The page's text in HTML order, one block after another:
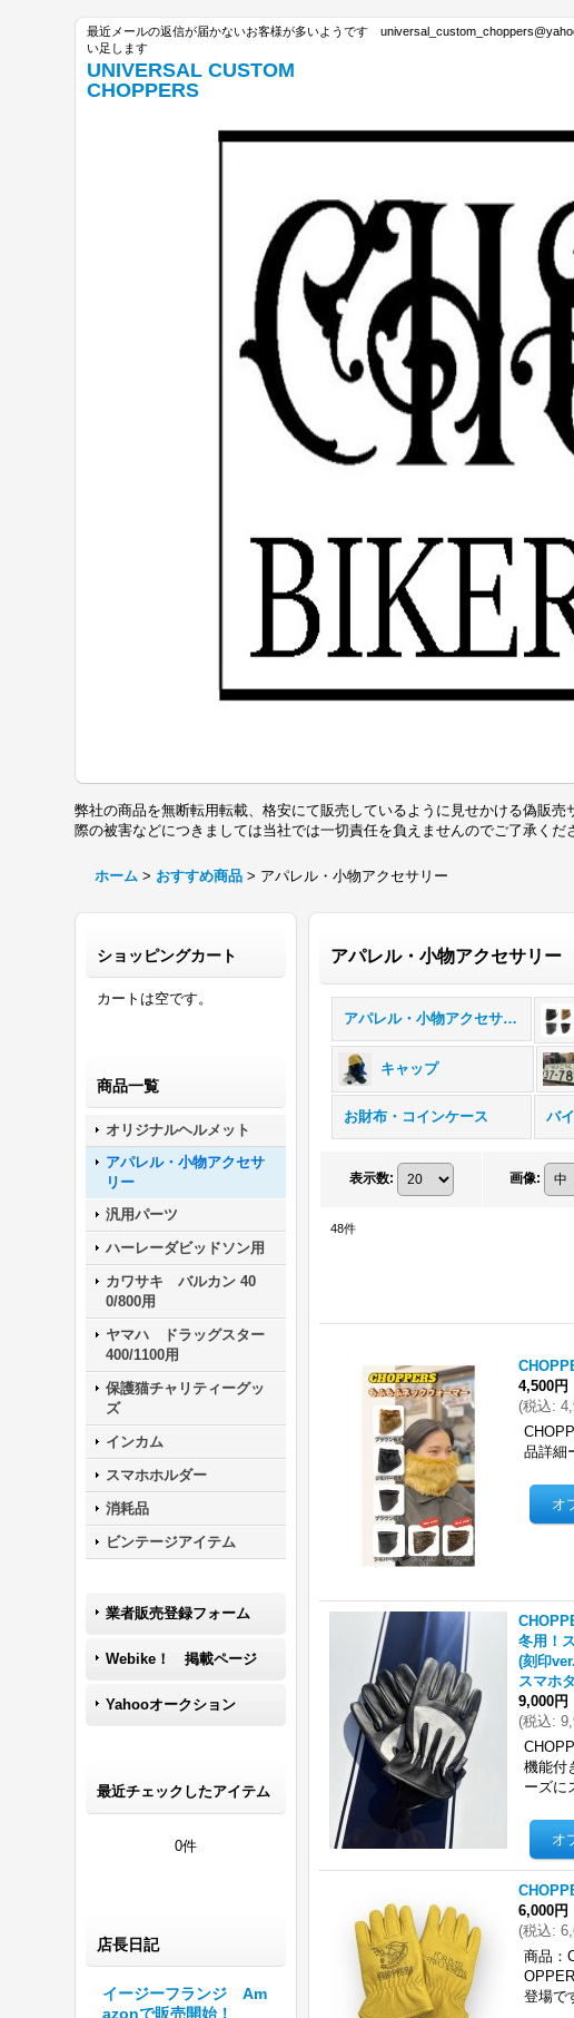
最近メールの返信が届かないお客様が多いようです
い足します
UNIVERSAL CUSTOM
CHOPPERS
弊社の商品を無断転用転載、格安にて販売しているように見せかける偽販
際の被害などにつきましては当社では一切責任を負えませんのでご了承く
ホーム > おすすめ商品 > アパレル・小物アクセサリー
ショッピングカート
カートは空です。
商品一覧
オリジナルヘルメット
アパレル・小物アクセサ
リー
汎用パーツ
ハーレーダビッドソン用
カワサキ バルカン 40
0/800用
ヤマハ ドラッグスター
400/1100用
保護猫チャリティーグッ
ズ
インカム
スマホホルダー
消耗品
ビンテージアイテム
業者販売登録フォーム
Webike！ 掲載ページ
Yahooオークション
最近チェックしたアイテム
0件
店長日記
イージーフランジ Am
azonで販売開始！
アパレル・小物アクセサリー
アパレル・小物アクセサリー (全商品)
キャップ
お財布・コインケース バ
表示数: 画像:
48件
4,500円
(税込:
品詳細
冬用！
(刻印
スマホ
9,000円
(税込:
機能付
ーズに
6,000円
(税込:
商品：
登場で